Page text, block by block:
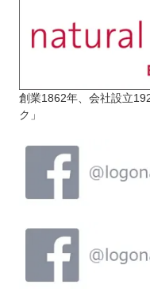
創業1862年、会社設立
ク」